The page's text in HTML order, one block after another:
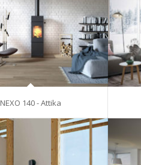
NEXO 140 - Attika